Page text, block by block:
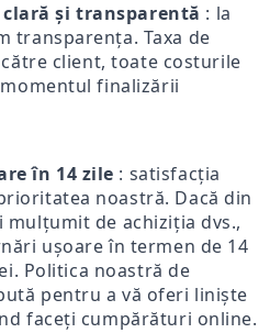
clară și transparentă : la
transparența. Taxa de
client, toate costurile
finalizării
în 14 zile : satisfacția
noastră. Dacă din
de achiziția dvs.,
ușoare în termen de 14
Politica noastră de
pentru a vă oferi liniște
faceți cumpărături online.